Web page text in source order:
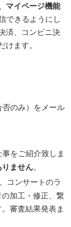
マイページ機能
できるようにし
済、コンビニ決
けます。
のみ）をメール
をご紹介致しま
りません。
コンサートのラ
の加工・修正、繋
審査結果発表ま